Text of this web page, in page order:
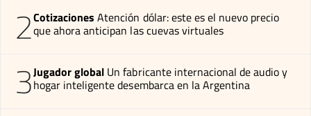
2Cotizaciones Atención dólar: este es el nuevo precio
que ahora anticipan las cuevas virtuales
3Jugador global Un fabricante internacional de audio y
hogar inteligente desembarca en la Argentina